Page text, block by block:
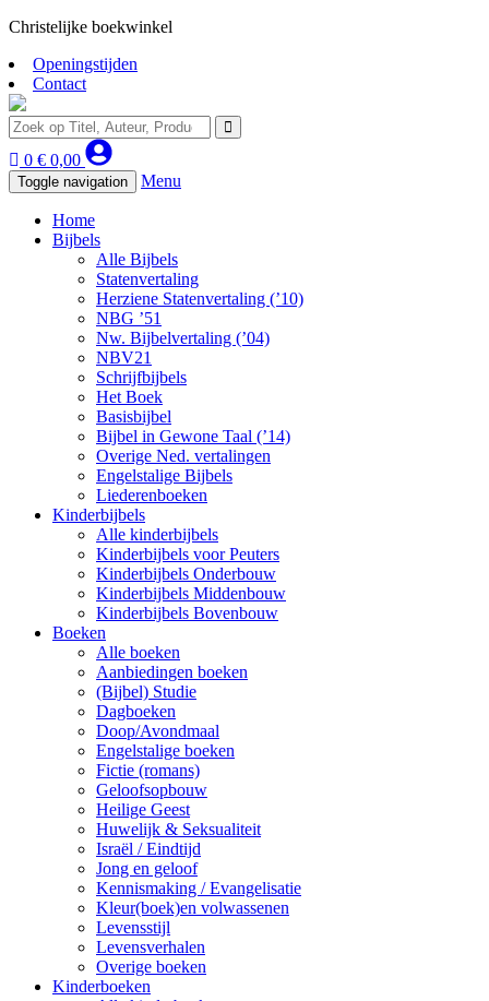
Christelijke boekwinkel
Openingstijden
Contact
0 € 0,00
Toggle navigation Menu
Home
Bijbels
Alle Bijbels
Statenvertaling
Herziene Statenvertaling (’10)
NBG ’51
Nw. Bijbelvertaling (’04)
NBV21
Schrijfbijbels
Het Boek
Basisbijbel
Bijbel in Gewone Taal (’14)
Overige Ned. vertalingen
Engelstalige Bijbels
Liederenboeken
Kinderbijbels
Alle kinderbijbels
Kinderbijbels voor Peuters
Kinderbijbels Onderbouw
Kinderbijbels Middenbouw
Kinderbijbels Bovenbouw
Boeken
Alle boeken
Aanbiedingen boeken
(Bijbel) Studie
Dagboeken
Doop/Avondmaal
Engelstalige boeken
Fictie (romans)
Geloofsopbouw
Heilige Geest
Huwelijk & Seksualiteit
Israël / Eindtijd
Jong en geloof
Kennismaking / Evangelisatie
Kleur(boek)en volwassenen
Levensstijl
Levensverhalen
Overige boeken
Kinderboeken